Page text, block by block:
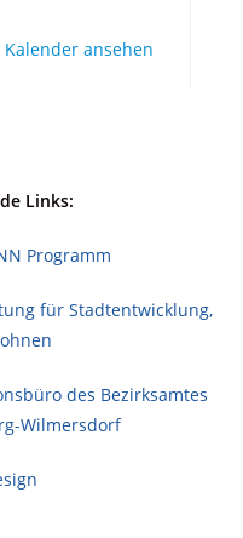
ansehen
Links:
Programm
für Stadt­ent­wicklung,
des Bezirksamtes
Wilmersdorf